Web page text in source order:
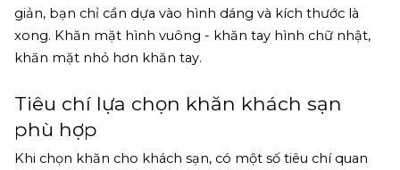
giản, bạn chỉ cần dựa vào hình dáng và kích thước là
xong. Khăn mặt hình vuông - khăn tay hình chữ nhật,
khăn mặt nhỏ hơn khăn tay.
Tiêu chí lựa chọn khăn khách sạn
phù hợp
Khi chọn khăn cho khách sạn, có một số tiêu chí quan